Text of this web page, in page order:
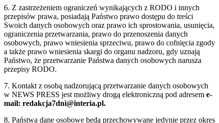
6. Z zastrzeżeniem ograniczeń wynikających z RODO i innych
przepisów prawa, posiadają Państwo prawo dostępu do treści
Swoich danych osobowych oraz prawo ich sprostowania, usunięcia,
ograniczenia przetwarzania, prawo do przenoszenia danych
osobowych, prawo wniesienia sprzeciwu, prawo do cofnięcia zgody
a także prawo wniesienia skargi do organu nadzoru, gdy uznają
Państwo, że przetwarzanie Państwa danych osobowych narusza
przepisy RODO.
7. Kontakt z osobą nadzorującą przetwarzanie danych osobowych
w NEWS PRESS jest możliwy drogą elektroniczną pod adresem e-
mail: redakcja7dni@interia.pl.
8. Państwa dane osobowe będą przechowywane jedynie przez okres